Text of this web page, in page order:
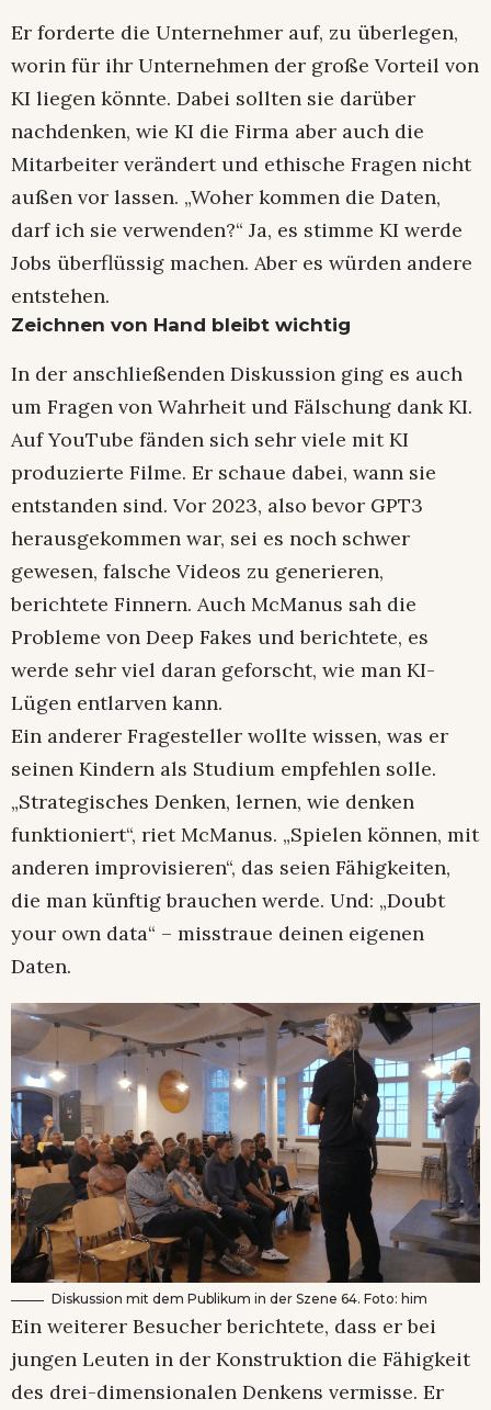
Er forderte die Unternehmer auf, zu überlegen,
worin für ihr Unternehmen der große Vorteil von
KI liegen könnte. Dabei sollten sie darüber
nachdenken, wie KI die Firma aber auch die
Mitarbeiter verändert und ethische Fragen nicht
außen vor lassen. „Woher kommen die Daten,
darf ich sie verwenden?“ Ja, es stimme KI werde
Jobs überflüssig machen. Aber es würden andere
entstehen.
Zeichnen von Hand bleibt wichtig
In der anschließenden Diskussion ging es auch
um Fragen von Wahrheit und Fälschung dank KI.
Auf YouTube fänden sich sehr viele mit KI
produzierte Filme. Er schaue dabei, wann sie
entstanden sind. Vor 2023, also bevor GPT3
herausgekommen war, sei es noch schwer
gewesen, falsche Videos zu generieren,
berichtete Finnern. Auch McManus sah die
Probleme von Deep Fakes und berichtete, es
werde sehr viel daran geforscht, wie man KI-
Lügen entlarven kann.
Ein anderer Fragesteller wollte wissen, was er
seinen Kindern als Studium empfehlen solle.
„Strategisches Denken, lernen, wie denken
funktioniert“, riet McManus. „Spielen können, mit
anderen improvisieren“, das seien Fähigkeiten,
die man künftig brauchen werde. Und: „Doubt
your own data“ – misstraue deinen eigenen
Daten.
Diskussion mit dem Publikum in der Szene 64. Foto: him
Ein weiterer Besucher berichtete, dass er bei
jungen Leuten in der Konstruktion die Fähigkeit
des drei-dimensionalen Denkens vermisse. Er